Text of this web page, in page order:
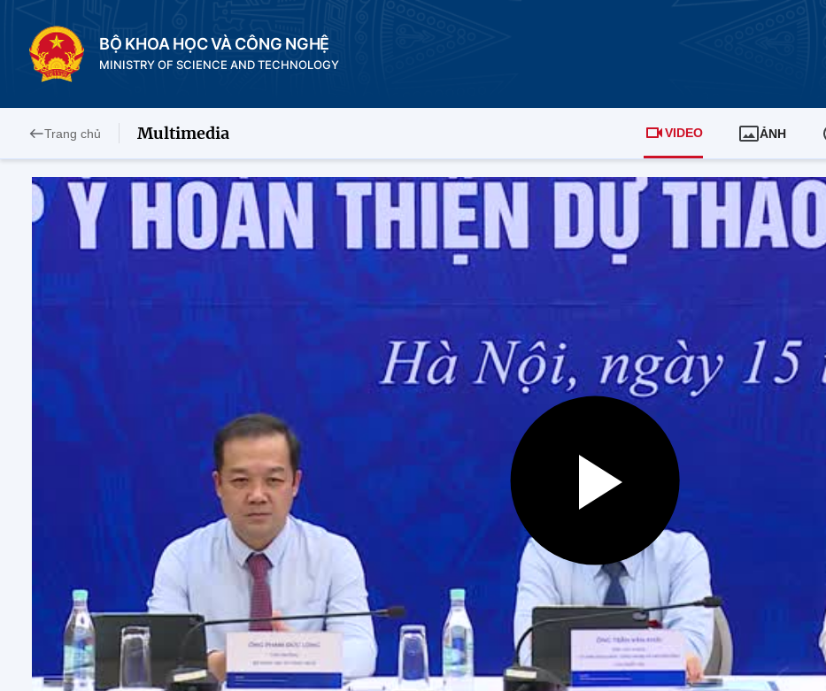
BỘ KHOA HỌC VÀ CÔNG NGHỆ
MINISTRY OF SCIENCE AND TECHNOLOGY
Trang chủ Multimedia VIDEO ẢNH